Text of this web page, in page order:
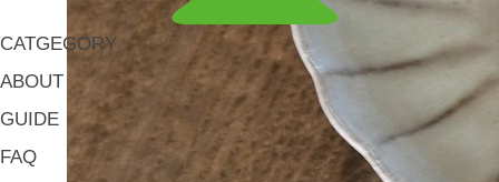
CATGEGORY
ABOUT
GUIDE
FAQ